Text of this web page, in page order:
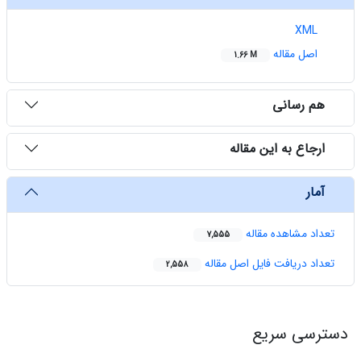
XML
اصل مقاله
1.66 M
هم رسانی
ارجاع به این مقاله
آمار
تعداد مشاهده مقاله 7,555
تعداد دریافت فایل اصل مقاله 2,558
دسترسی سریع